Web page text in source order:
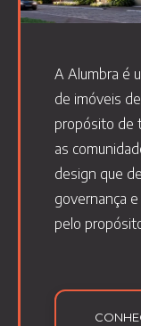
A Alumbra é
de imóveis
propósito de
as
design que
governança
pelo